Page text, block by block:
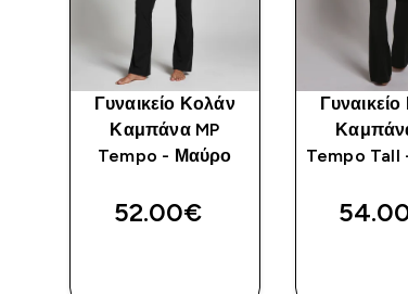
Γυναικείο Κολάν
Καμπάνα MP
Tempo - Μαύρο
52.00€‎
Tempo Tall